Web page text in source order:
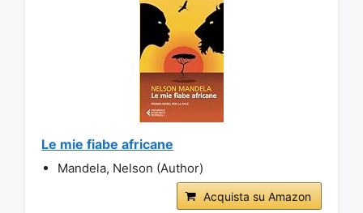
Le mie fiabe africane
Mandela, Nelson (Author)
Acquista su Amazon